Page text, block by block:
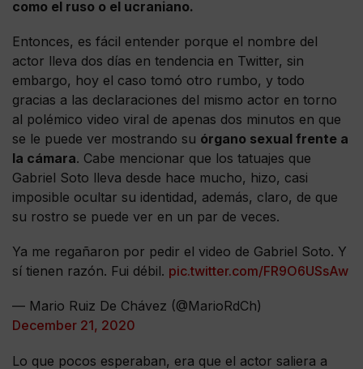
como el ruso o el ucraniano.
Entonces, es fácil entender porque el nombre del
actor lleva dos días en tendencia en Twitter, sin
embargo, hoy el caso tomó otro rumbo, y todo
gracias a las declaraciones del mismo actor en torno
al polémico video viral de apenas dos minutos en que
se le puede ver mostrando su órgano sexual frente a
la cámara. Cabe mencionar que los tatuajes que
Gabriel Soto lleva desde hace mucho, hizo, casi
imposible ocultar su identidad, además, claro, de que
su rostro se puede ver en un par de veces.
Ya me regañaron por pedir el video de Gabriel Soto. Y
sí tienen razón. Fui débil. pic.twitter.com/FR9O6USsAw
— Mario Ruiz De Chávez (@MarioRdCh)
December 21, 2020
Lo que pocos esperaban, era que el actor saliera a